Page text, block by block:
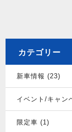
カテゴリー
新車情報 (23)
イベント/キャン
限定車 (1)